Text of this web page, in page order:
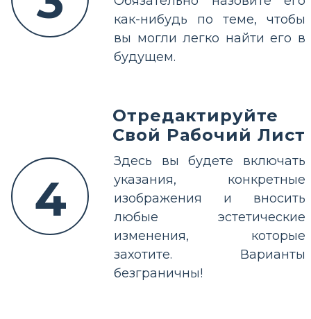
как-нибудь по теме, чтобы
вы могли легко найти его в
будущем.
4
Отредактируйте
Свой Рабочий Лист
Здесь вы будете включать
указания, конкретные
изображения и вносить
любые эстетические
изменения, которые
захотите. Варианты
безграничны!